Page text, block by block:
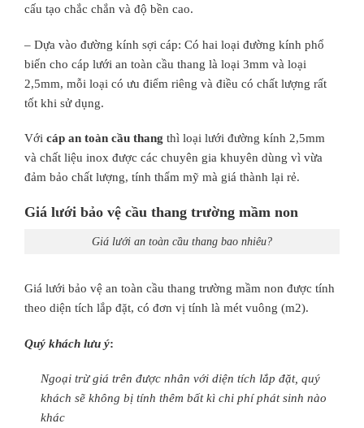
cấu tạo chắc chắn và độ bền cao.
– Dựa vào đường kính sợi cáp: Có hai loại đường kính phổ
biến cho cáp lưới an toàn cầu thang là loại 3mm và loại
2,5mm, mỗi loại có ưu điểm riêng và điều có chất lượng rất
tốt khi sử dụng.
Với cáp an toàn cầu thang thì loại lưới đường kính 2,5mm
và chất liệu inox được các chuyên gia khuyên dùng vì vừa
đảm bảo chất lượng, tính thẩm mỹ mà giá thành lại rẻ.
Giá lưới bảo vệ cầu thang trường mầm non
Giá lưới an toàn cầu thang bao nhiêu?
Giá lưới bảo vệ an toàn cầu thang trường mầm non được tính
theo diện tích lắp đặt, có đơn vị tính là mét vuông (m2).
Quý khách lưu ý:
Ngoại trừ giá trên được nhân với diện tích lắp đặt, quý
khách sẽ không bị tính thêm bất kì chi phí phát sinh nào
khác